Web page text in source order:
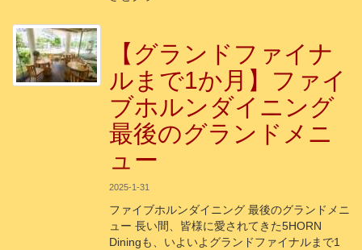
【グランドファイナ
ルまで1か月】ファイ
ブホルンダイニング
最後のグランドメニ
ュー
2025-1-31
ファイブホルンダイニング 最後のグランドメニ
ュー 長い間、皆様に愛されてきた5HORN
Diningも、いよいよグランドファイナルまで1